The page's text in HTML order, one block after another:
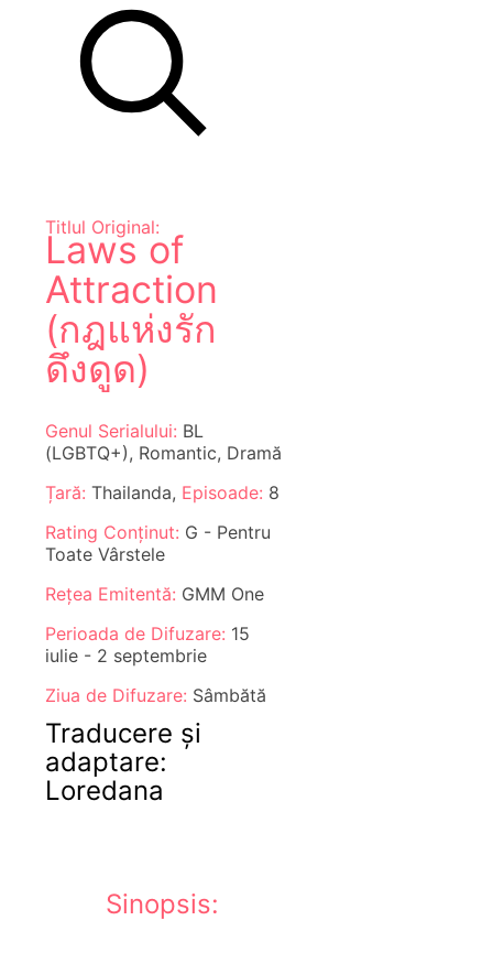
Titlul Original:
Laws of
Attraction
(กฎแห่งรัก
ดึงดูด)
Genul Serialului: BL
(LGBTQ+), Romantic, Dramă
Țară: Thailanda, Episoade: 8
Rating Conținut: G - Pentru
Toate Vârstele
Rețea Emitentă: GMM One
Perioada de Difuzare: 15
iulie - 2 septembrie
Ziua de Difuzare: Sâmbătă
Traducere și
adaptare:
Loredana
Sinopsis: